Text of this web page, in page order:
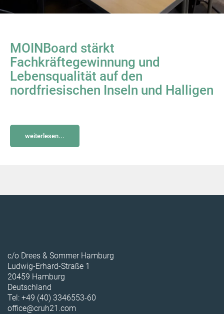
MOINBoard stärkt
Fachkräftegewinnung und
Lebensqualität auf den
nordfriesischen Inseln und Halligen
weiterlesen...
c/o Drees & Sommer Hamburg
Ludwig-Erhard-Straße 1
20459 Hamburg
Deutschland
Tel: +49 (40) 3346553-60
office@cruh21.com